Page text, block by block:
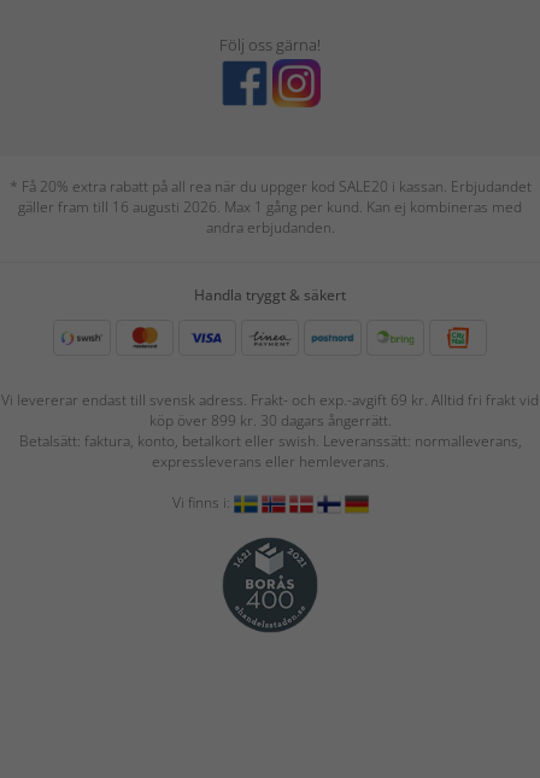
Följ oss gärna!
* Få 20% extra rabatt på all rea när du uppger kod SALE20 i kassan. Erbjudandet
gäller fram till 16 augusti 2026. Max 1 gång per kund. Kan ej kombineras med
andra erbjudanden.
Handla tryggt & säkert
Vi levererar endast till svensk adress. Frakt- och exp.-avgift 69 kr. Alltid fri frakt vid
köp över 899 kr. 30 dagars ångerrätt.
Betalsätt: faktura, konto, betalkort eller swish. Leveranssätt: normalleverans,
expressleverans eller hemleverans.
Vi finns i: